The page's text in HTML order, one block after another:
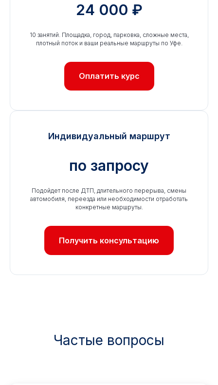
24 000 ₽
10 занятий. Площадка, город, парковка, сложные места,
плотный поток и ваши реальные маршруты по Уфе.
Оплатить курс
Индивидуальный маршрут
по запросу
Подойдет после ДТП, длительного перерыва, смены
автомобиля, переезда или необходимости отработать
конкретные маршруты.
Получить консультацию
Частые вопросы